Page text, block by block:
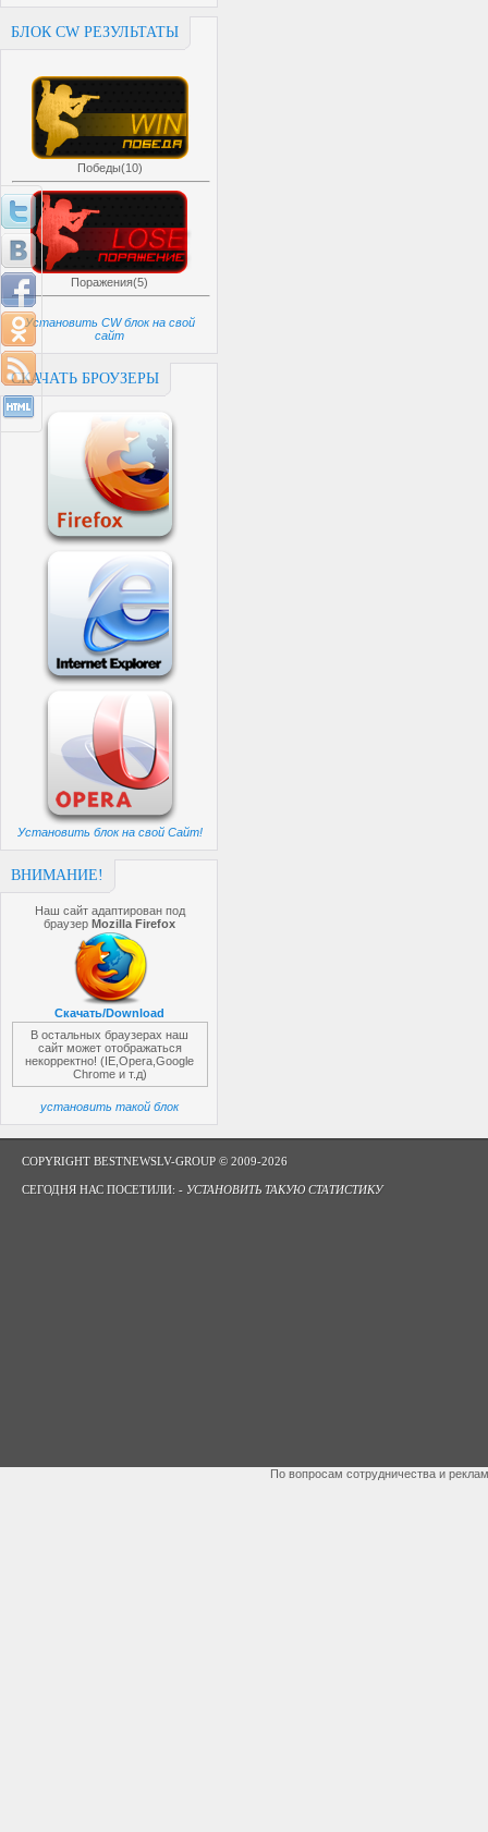
БЛОК CW РЕЗУЛЬТАТЫ
Победы(10)
Поражения(5)
Установить CW блок на свой
сайт
СКАЧАТЬ БРОУЗЕРЫ
Установить блок на свой Сайт!
ВНИМАНИЕ!
Наш сайт адаптирован под
браузерMozilla Firefox
Скачать/Download
В остальных браузерах наш
сайт может отображаться
некорректно! (IE,Opera,Google
Chrome и т.д)
установить такой блок
COPYRIGHT BESTNEWSLV-GROUP © 2009-2026
СЕГОДНЯ НАС ПОСЕТИЛИ: - УСТАНОВИТЬ ТАКУЮ СТАТИСТИКУ
По вопросам сотрудничества и